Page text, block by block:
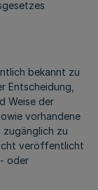
bekannt zu
Entscheidung,
Weise der
vorhandene
zugänglich zu
veröffentlicht
oder